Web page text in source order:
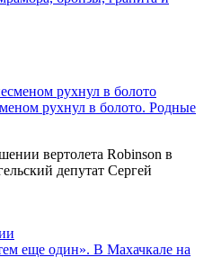
рухнул в болото. Родные
вертолета Robinson в
депутат Сергей
еще один». В Махачкале на